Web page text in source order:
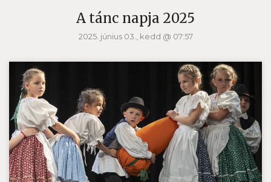
A tánc napja 2025
2025. június 03., kedd @ 07:57